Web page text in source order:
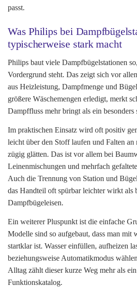
passt.
Was Philips bei
typischerweise stark macht
Philips baut viele Dampfbügelstationen
Vordergrund steht. Das zeigt sich vor
aus Heizleistung, Dampfmenge und
größere Wäschemengen erledigt, merkt
Dampffluss mehr bringt als ein besonders
Im praktischen Einsatz wird oft positiv
leicht über den Stoff laufen und Falten an
zügig glätten. Das ist vor allem bei
Leinenmischungen und mehrfach
Auch die Trennung von Station und
das Handteil oft spürbar leichter wirkt als
Dampfbügeleisen.
Ein weiterer Pluspunkt ist die einfache
Modelle sind so aufgebaut, dass man mit
startklar ist. Wasser einfüllen, aufheizen
beziehungsweise Automatikmodus
Alltag zählt dieser kurze Weg mehr als
Funktionskatalog.